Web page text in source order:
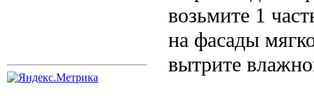
возьмите 1
на фасады
вытрите